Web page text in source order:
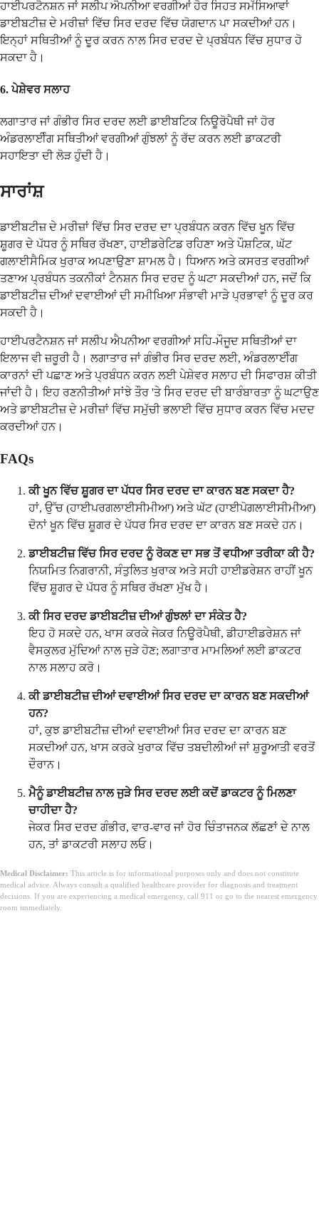
ਹਾਈਪਰਟੈਨਸ਼ਨ ਜਾਂ ਸਲੀਪ ਐਪਨੀਆ ਵਰਗੀਆਂ ਹੋਰ ਸਿਹਤ ਸਮੱਸਿਆਵਾਂ
ਡਾਈਬਟੀਜ਼ ਦੇ ਮਰੀਜ਼ਾਂ ਵਿੱਚ ਸਿਰ ਦਰਦ ਵਿੱਚ ਯੋਗਦਾਨ ਪਾ ਸਕਦੀਆਂ ਹਨ।
ਇਨ੍ਹਾਂ ਸਥਿਤੀਆਂ ਨੂੰ ਦੂਰ ਕਰਨ ਨਾਲ ਸਿਰ ਦਰਦ ਦੇ ਪ੍ਰਬੰਧਨ ਵਿੱਚ ਸੁਧਾਰ ਹੋ
ਸਕਦਾ ਹੈ।
6.ਪੇਸ਼ੇਵਰ ਸਲਾਹ
ਲਗਾਤਾਰ ਜਾਂ ਗੰਭੀਰ ਸਿਰ ਦਰਦ ਲਈ ਡਾਈਬਟਿਕ ਨਿਊਰੋਪੈਥੀ ਜਾਂ ਹੋਰ
ਅੰਡਰਲਾਈੰਗ ਸਥਿਤੀਆਂ ਵਰਗੀਆਂ ਗੁੰਝਲਾਂ ਨੂੰ ਰੱਦ ਕਰਨ ਲਈ ਡਾਕਟਰੀ
ਸਹਾਇਤਾ ਦੀ ਲੋੜ ਹੁੰਦੀ ਹੈ।
ਸਾਰਾਂਸ਼
ਡਾਈਬਟੀਜ਼ ਦੇ ਮਰੀਜ਼ਾਂ ਵਿੱਚ ਸਿਰ ਦਰਦ ਦਾ ਪ੍ਰਬੰਧਨ ਕਰਨ ਵਿੱਚ ਖੂਨ ਵਿੱਚ
ਸ਼ੂਗਰ ਦੇ ਪੱਧਰ ਨੂੰ ਸਥਿਰ ਰੱਖਣਾ, ਹਾਈਡਰੇਟਿਡ ਰਹਿਣਾ ਅਤੇ ਪੌਸ਼ਟਿਕ, ਘੱਟ
ਗਲਾਈਸੈਮਿਕ ਖੁਰਾਕ ਅਪਣਾਉਣਾ ਸ਼ਾਮਲ ਹੈ। ਧਿਆਨ ਅਤੇ ਕਸਰਤ ਵਰਗੀਆਂ
ਤਣਾਅ ਪ੍ਰਬੰਧਨ ਤਕਨੀਕਾਂ ਟੈਨਸ਼ਨ ਸਿਰ ਦਰਦ ਨੂੰ ਘਟਾ ਸਕਦੀਆਂ ਹਨ, ਜਦੋਂ ਕਿ
ਡਾਈਬਟੀਜ਼ ਦੀਆਂ ਦਵਾਈਆਂ ਦੀ ਸਮੀਖਿਆ ਸੰਭਾਵੀ ਮਾੜੇ ਪ੍ਰਭਾਵਾਂ ਨੂੰ ਦੂਰ ਕਰ
ਸਕਦੀ ਹੈ।
ਹਾਈਪਰਟੈਨਸ਼ਨ ਜਾਂ ਸਲੀਪ ਐਪਨੀਆ ਵਰਗੀਆਂ ਸਹਿ-ਮੌਜੂਦ ਸਥਿਤੀਆਂ ਦਾ
ਇਲਾਜ ਵੀ ਜ਼ਰੂਰੀ ਹੈ। ਲਗਾਤਾਰ ਜਾਂ ਗੰਭੀਰ ਸਿਰ ਦਰਦ ਲਈ, ਅੰਡਰਲਾਈੰਗ
ਕਾਰਨਾਂ ਦੀ ਪਛਾਣ ਅਤੇ ਪ੍ਰਬੰਧਨ ਕਰਨ ਲਈ ਪੇਸ਼ੇਵਰ ਸਲਾਹ ਦੀ ਸਿਫਾਰਸ਼ ਕੀਤੀ
ਜਾਂਦੀ ਹੈ। ਇਹ ਰਣਨੀਤੀਆਂ ਸਾਂਝੇ ਤੌਰ 'ਤੇ ਸਿਰ ਦਰਦ ਦੀ ਬਾਰੰਬਾਰਤਾ ਨੂੰ ਘਟਾਉਣ
ਅਤੇ ਡਾਈਬਟੀਜ਼ ਦੇ ਮਰੀਜ਼ਾਂ ਵਿੱਚ ਸਮੁੱਚੀ ਭਲਾਈ ਵਿੱਚ ਸੁਧਾਰ ਕਰਨ ਵਿੱਚ ਮਦਦ
ਕਰਦੀਆਂ ਹਨ।
FAQs
ਕੀ ਖੂਨ ਵਿੱਚ ਸ਼ੂਗਰ ਦਾ ਪੱਧਰ ਸਿਰ ਦਰਦ ਦਾ ਕਾਰਨ ਬਣ ਸਕਦਾ ਹੈ?
ਹਾਂ, ਉੱਚ (ਹਾਈਪਰਗਲਾਈਸੀਮੀਆ) ਅਤੇ ਘੱਟ (ਹਾਈਪੋਗਲਾਈਸੀਮੀਆ)
ਦੋਨਾਂ ਖੂਨ ਵਿੱਚ ਸ਼ੂਗਰ ਦੇ ਪੱਧਰ ਸਿਰ ਦਰਦ ਦਾ ਕਾਰਨ ਬਣ ਸਕਦੇ ਹਨ।
ਡਾਈਬਟੀਜ਼ ਵਿੱਚ ਸਿਰ ਦਰਦ ਨੂੰ ਰੋਕਣ ਦਾ ਸਭ ਤੋਂ ਵਧੀਆ ਤਰੀਕਾ ਕੀ ਹੈ?
ਨਿਯਮਿਤ ਨਿਗਰਾਨੀ, ਸੰਤੁਲਿਤ ਖੁਰਾਕ ਅਤੇ ਸਹੀ ਹਾਈਡਰੇਸ਼ਨ ਰਾਹੀਂ ਖੂਨ
ਵਿੱਚ ਸ਼ੂਗਰ ਦੇ ਪੱਧਰ ਨੂੰ ਸਥਿਰ ਰੱਖਣਾ ਮੁੱਖ ਹੈ।
ਕੀ ਸਿਰ ਦਰਦ ਡਾਈਬਟੀਜ਼ ਦੀਆਂ ਗੁੰਝਲਾਂ ਦਾ ਸੰਕੇਤ ਹੈ?
ਇਹ ਹੋ ਸਕਦੇ ਹਨ, ਖਾਸ ਕਰਕੇ ਜੇਕਰ ਨਿਊਰੋਪੈਥੀ, ਡੀਹਾਈਡਰੇਸ਼ਨ ਜਾਂ
ਵੈਸਕੁਲਰ ਮੁੱਦਿਆਂ ਨਾਲ ਜੁੜੇ ਹੋਣ; ਲਗਾਤਾਰ ਮਾਮਲਿਆਂ ਲਈ ਡਾਕਟਰ
ਨਾਲ ਸਲਾਹ ਕਰੋ।
ਕੀ ਡਾਈਬਟੀਜ਼ ਦੀਆਂ ਦਵਾਈਆਂ ਸਿਰ ਦਰਦ ਦਾ ਕਾਰਨ ਬਣ ਸਕਦੀਆਂ
ਹਨ?
ਹਾਂ, ਕੁਝ ਡਾਈਬਟੀਜ਼ ਦੀਆਂ ਦਵਾਈਆਂ ਸਿਰ ਦਰਦ ਦਾ ਕਾਰਨ ਬਣ
ਸਕਦੀਆਂ ਹਨ, ਖਾਸ ਕਰਕੇ ਖੁਰਾਕ ਵਿੱਚ ਤਬਦੀਲੀਆਂ ਜਾਂ ਸ਼ੁਰੂਆਤੀ ਵਰਤੋਂ
ਦੌਰਾਨ।
ਮੈਨੂੰ ਡਾਈਬਟੀਜ਼ ਨਾਲ ਜੁੜੇ ਸਿਰ ਦਰਦ ਲਈ ਕਦੋਂ ਡਾਕਟਰ ਨੂੰ ਮਿਲਣਾ
ਚਾਹੀਦਾ ਹੈ?
ਜੇਕਰ ਸਿਰ ਦਰਦ ਗੰਭੀਰ, ਵਾਰ-ਵਾਰ ਜਾਂ ਹੋਰ ਚਿੰਤਾਜਨਕ ਲੱਛਣਾਂ ਦੇ ਨਾਲ
ਹਨ, ਤਾਂ ਡਾਕਟਰੀ ਸਲਾਹ ਲਓ।
Medical Disclaimer: This article is for informational purposes only and does not constitute
medical advice. Always consult a qualified healthcare provider for diagnosis and treatment
decisions. If you are experiencing a medical emergency, call 911 or go to the nearest emergency
room immediately.